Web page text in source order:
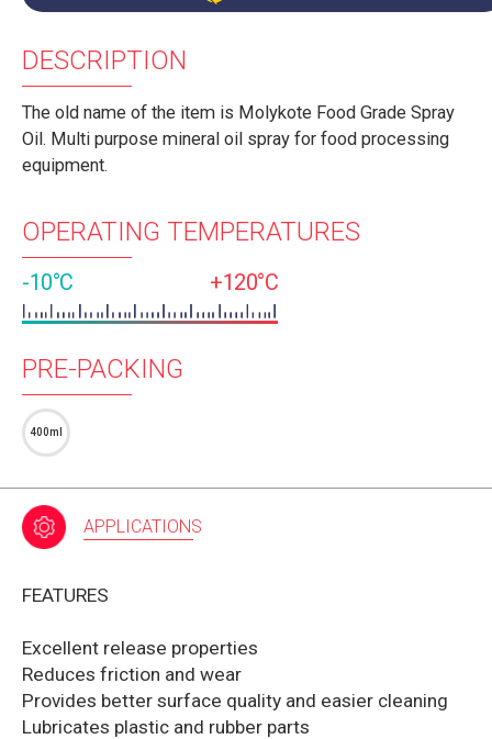
DESCRIPTION
The old name of the item is Molykote Food Grade Spray
Oil. Multi purpose mineral oil spray for food processing
equipment.
OPERATING TEMPERATURES
-10°C +120°C
PRE-PACKING
400ml
APPLICATIONS
FEATURES
Excellent release properties
Reduces friction and wear
Provides better surface quality and easier cleaning
Lubricates plastic and rubber parts